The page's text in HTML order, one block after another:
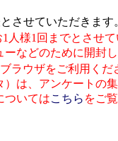
させていただきます
様1回までとさせて
などのために開封
ラウザをご利用くだ
は、アンケートの
ついてはこちら をご